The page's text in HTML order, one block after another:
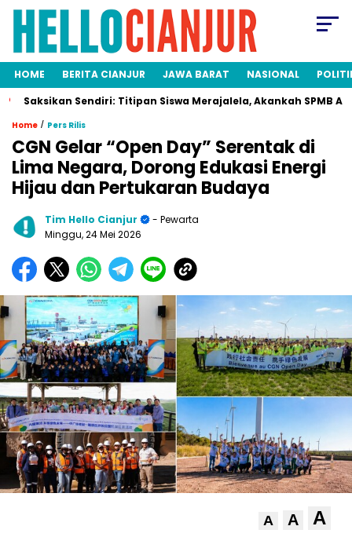
HOME BERITA CIANJUR JAWA BARAT NASIONAL
Sendiri: Titipan Siswa Merajalela, Akankah SPMB Adil bagi
Home / Pers Rilis
CGN Gelar “Open Day” Serentak di
Lima Negara, Dorong Edukasi Energi
Hijau dan Pertukaran Budaya
Tim Hello Cianjur
- Pewarta
Minggu, 24 Mei 2026
A A A